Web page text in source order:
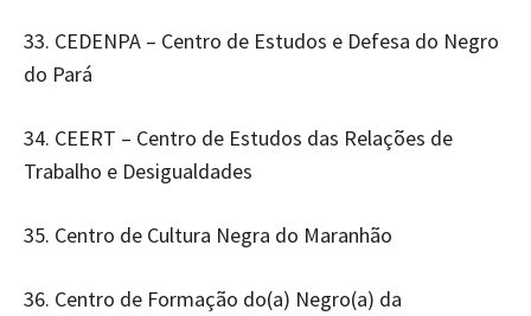
33. CEDENPA – Centro de Estudos e Defesa do Negro
do Pará
34. CEERT – Centro de Estudos das Relações de
Trabalho e Desigualdades
35. Centro de Cultura Negra do Maranhão
36. Centro de Formação do(a) Negro(a) da